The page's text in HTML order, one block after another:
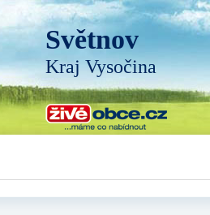
Světnov
Kraj Vysočina